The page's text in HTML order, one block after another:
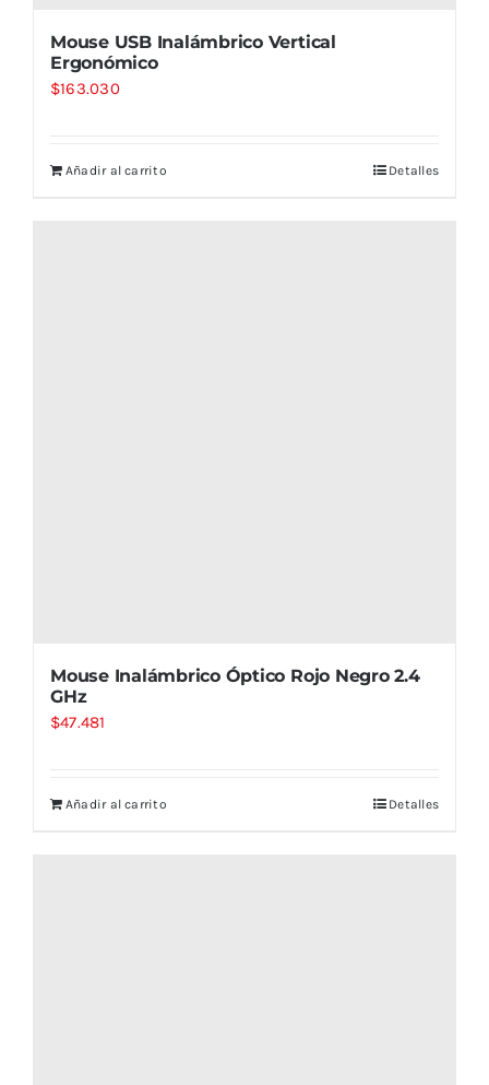
Mouse USB Inalámbrico Vertical
Ergonómico
$163.030
Añadir al carrito Detalles
Mouse Inalámbrico Óptico Rojo Negro 2.4
GHz
$47.481
Añadir al carrito Detalles